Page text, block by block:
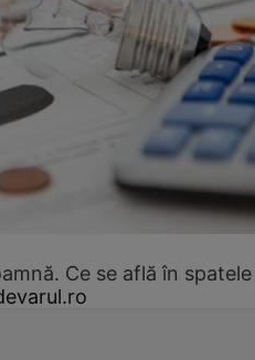
Ce se află în spatele